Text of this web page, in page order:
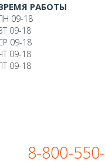
РАБОТЫ
09-18
09-18
09-18
09-18
09-18
8-800-